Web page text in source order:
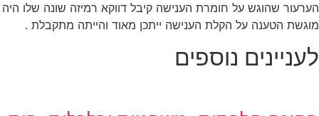
הערעור שהוגש על חומרת הענישה קיבל דווקא רמיזה שונה שלו היה
מוגשת הטענה על הקלת הענישה ייתכן מאוד והייתה מתקבלת .
לעניינים נוספים